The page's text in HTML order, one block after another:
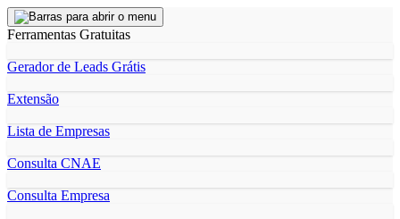
Ferramentas Gratuitas
Gerador de Leads Grátis
Extensão
Lista de Empresas
Consulta CNAE
Consulta Empresa